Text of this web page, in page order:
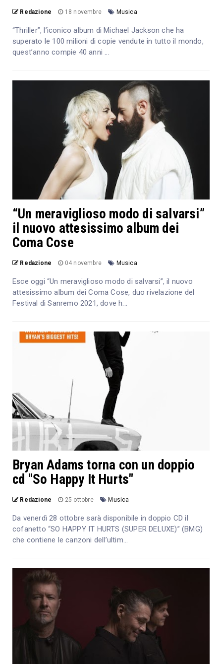
Redazione 18 novembre Musica
“Thriller”, l’iconico album di Michael Jackson che ha
superato le 100 milioni di copie vendute in tutto il mondo,
quest’anno compie 40 anni ...
“Un meraviglioso modo di salvarsi”
il nuovo attesissimo album dei
Coma Cose
Redazione 04 novembre Musica
Esce oggi “Un meraviglioso modo di salvarsi”, il nuovo
attesissimo album dei Coma Cose, duo rivelazione del
Festival di Sanremo 2021, dove h...
Bryan Adams torna con un doppio
cd "So Happy It Hurts"
Redazione 25 ottobre Musica
Da venerdì 28 ottobre sarà disponibile in doppio CD il
cofanetto “SO HAPPY IT HURTS (SUPER DELUXE)” (BMG)
che contiene le canzoni dell’ultim...